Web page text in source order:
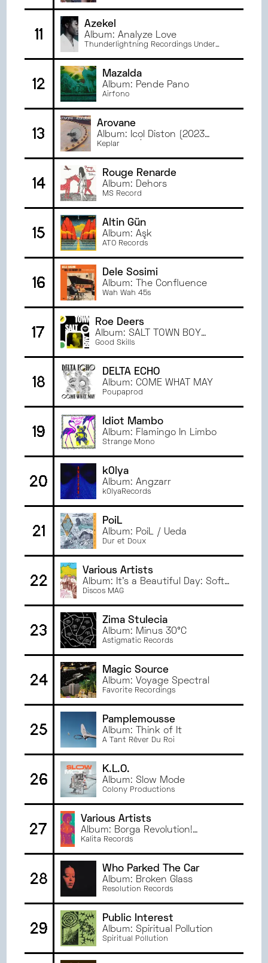
11
Azekel
Album: Analyze Love
Thunderlightning Recordings Under
Limited
12
Mazalda
Album: Pende Pano
Airfono
13
Arovane
Album: Icol Diston (2023
Remaster)
Keplar
14
Rouge Renarde
Album: Dehors
MS Record
15
Altin Gün
Album: Aşk
ATO Records
16
Dele Sosimi
Album: The Confluence
Wah Wah 45s
17
Roe Deers
Album: SALT TOWN BOY
REMIXES PT. 2
Good Skills
18
DELTA ECHO
Album: COME WHAT MAY
Poupaprod
19
Idiot Mambo
Album: Flamingo In Limbo
Strange Mono
20
k0lya
Album: Angzarr
k0lyaRecords
21
PoiL
Album: PoiL / Ueda
Dur et Doux
22
Various Artists
Album: It's a Beautiful Day: Soft
Rock & Sunshine Pop From Peru
Discos MAG
23
Zima Stulecia
Album: Minus 30°C
Astigmatic Records
24
Magic Source
Album: Voyage Spectral
Favorite Recordings
25
Pamplemousse
Album: Think of It
A Tant Rêver Du Roi
26
K.L.O.
Album: Slow Mode
Colony Productions
27
Various Artists
Album: Borga Revolution!
Ghanaian Music In The Digital
Kalita Records
28
Who Parked The Car
Album: Broken Glass
Resolution Records
29
Public Interest
Album: Spiritual Pollution
Spiritual Pollution